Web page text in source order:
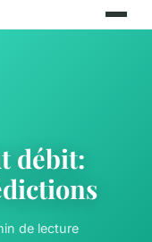
débit:
de lecture